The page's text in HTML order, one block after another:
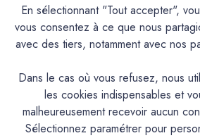
Couleurs &
La Premium est une peinture acrylique
phase aqueuse pour murs cuisine,
bains aux propriétés d'entretien
également aux espaces humides
PRODUIT
En sélectionnant "Tout accepter",
vous consentez à ce que nous
avec des tiers, notamment avec nos
Dans le cas où vous refusez, nous
les cookies indispensables et
malheureusement recevoir aucun
Sélectionnez paramétrer pour